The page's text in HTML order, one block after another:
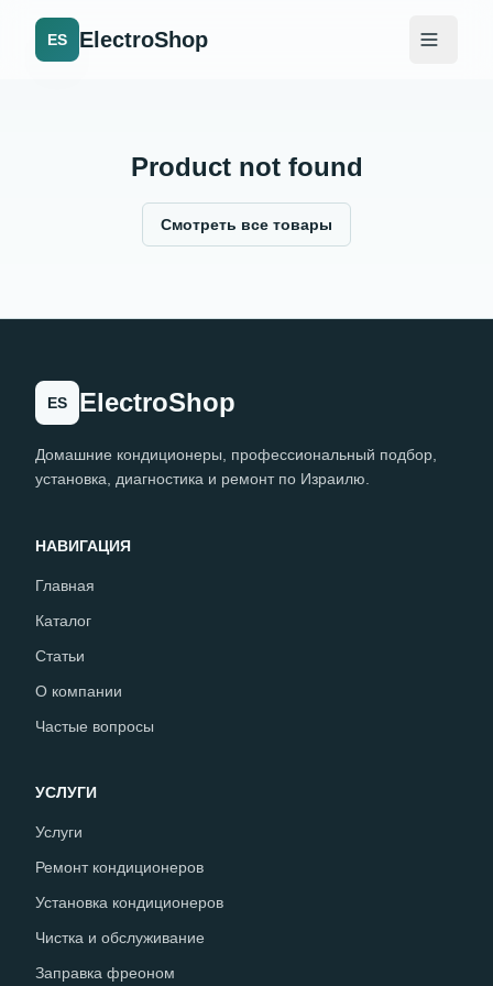
ES ElectroShop
Product not found
Смотреть все товары
ES ElectroShop
Домашние кондиционеры, профессиональный подбор,
установка, диагностика и ремонт по Израилю.
НАВИГАЦИЯ
Главная
Каталог
Статьи
О компании
Частые вопросы
УСЛУГИ
Услуги
Ремонт кондиционеров
Установка кондиционеров
Чистка и обслуживание
Заправка фреоном